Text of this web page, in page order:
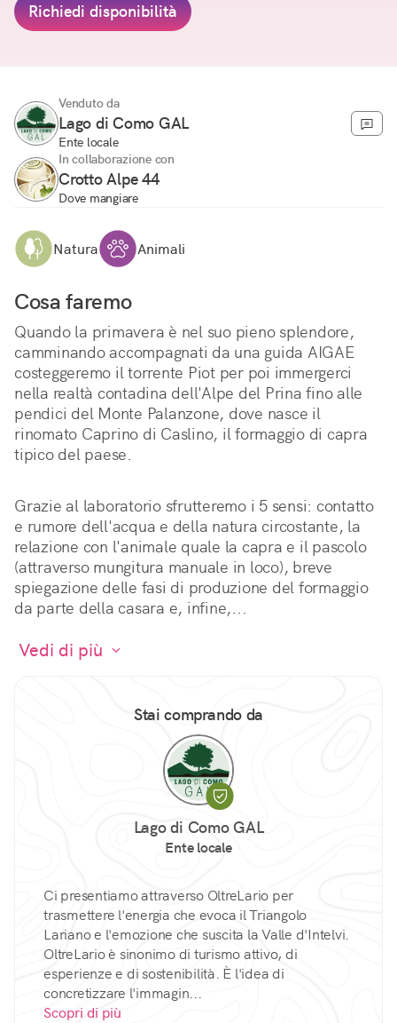
Venduto da
Lago di Como GAL
Ente locale
In collaborazione con
Crotto Alpe 44
Dove mangiare
Natura Animali
Cosa faremo
Quando la primavera è nel suo pieno splendore,
camminando accompagnati da una guida AIGAE
costeggeremo il torrente Piot per poi immergerci
nella realtà contadina dell'Alpe del Prina fino alle
pendici del Monte Palanzone, dove nasce il
rinomato Caprino di Caslino, il formaggio di capra
tipico del paese.
Grazie al laboratorio sfrutteremo i 5 sensi: contatto
e rumore dell'acqua e della natura circostante, la
relazione con l'animale quale la capra e il pascolo
(attraverso mungitura manuale in loco), breve
spiegazione delle fasi di produzione del formaggio
da parte della casara e, infine,...
Stai comprando da
Lago di Como GAL
Ente locale
Ci presentiamo attraverso OltreLario per
trasmettere l'energia che evoca il Triangolo
Lariano e l'emozione che suscita la Valle d'Intelvi.
OltreLario è sinonimo di turismo attivo, di
esperienze e di sostenibilità. È l'idea di
concretizzare l'immagin...
Scopri di più
Richiedi disponibilità